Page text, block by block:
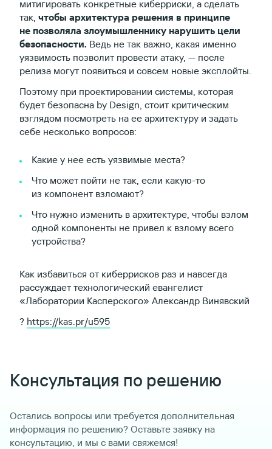
митигировать конкретные киберриски, а сделать
так, чтобы архитектура решения в принципе
не позволяла злоумышленнику нарушить цели
безопасности. Ведь не так важно, какая именно
уязвимость позволит провести атаку, — после
релиза могут появиться и совсем новые эксплойты.
Поэтому при проектировании системы, которая
будет безопасна by Design, стоит критическим
взглядом посмотреть на ее архитектуру и задать
себе несколько вопросов:
Какие у нее есть уязвимые места?
Что может пойти не так, если какую-то
из компонент взломают?
Что нужно изменить в архитектуре, чтобы взлом
одной компоненты не привел к взлому всего
устройства?
Как избавиться от киберрисков раз и навсегда
рассуждает технологический евангелист
«Лаборатории Касперского» Александр Винявский
? https://kas.pr/u595
Консультация по решению
Остались вопросы или требуется дополнительная
информация по решению? Оставьте заявку на
консультацию, и мы с вами свяжемся!